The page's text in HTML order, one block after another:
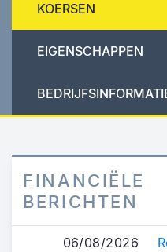
KOERSEN
EIGENSCHAPPEN
FINANCIËLE
BERICHTEN
06/08/2026